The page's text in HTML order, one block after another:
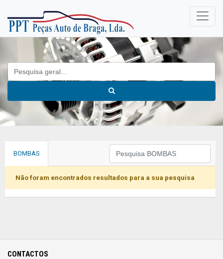
BOMBAS
Não foram encontrados resultados para a sua pesquisa
CONTACTOS